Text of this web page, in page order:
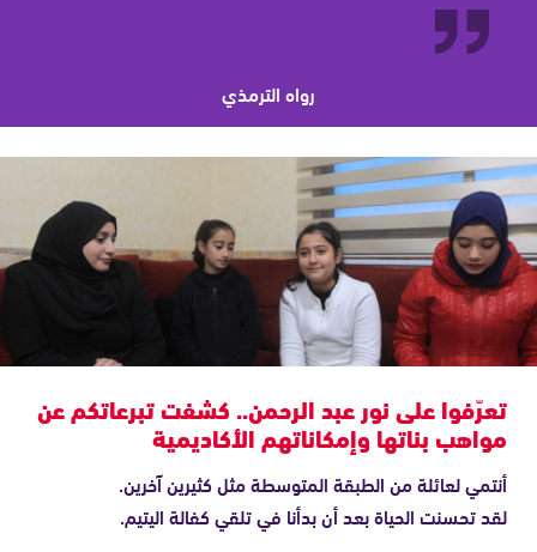
رواه الترمذي
تعرّفوا على نور عبد الرحمن.. كشفت تبرعاتكم عن
مواهب بناتها وإمكاناتهم الأكاديمية
أنتمي لعائلة من الطبقة المتوسطة مثل كثيرين آخرين.
لقد تحسنت الحياة بعد أن بدأنا في تلقي كفالة اليتيم.